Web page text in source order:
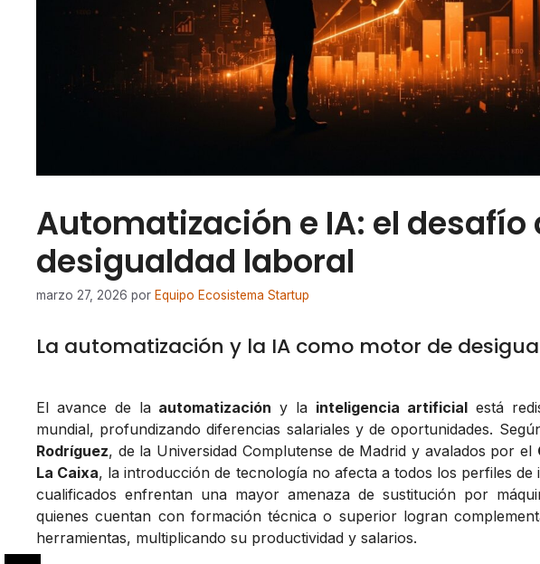
Automatización e IA: el desafío
desigualdad laboral
marzo 27, 2026 por Equipo Ecosistema Startup
La automatización y la IA como motor de
El avance de la automatización y la inteligencia artificialestá
mundial, profundizando diferencias salariales y de oportunidades.
Rodríguez, de la Universidad Complutense de Madrid y avalados por el
La Caixa, la introducción de tecnología no afecta a todos los perfiles de
cualificados enfrentan una mayor amenaza de sustitución por
quienes cuentan con formación técnica o superior logran
herramientas, multiplicando su productividad y salarios.